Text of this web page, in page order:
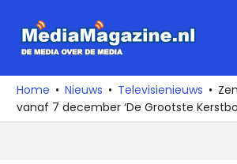
naar
media
over
de
Home Nieuws Televisienieuws
vanaf 7 december ‘De Grootste